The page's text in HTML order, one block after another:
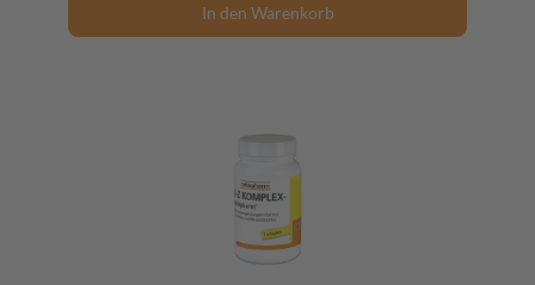
In den Warenkorb